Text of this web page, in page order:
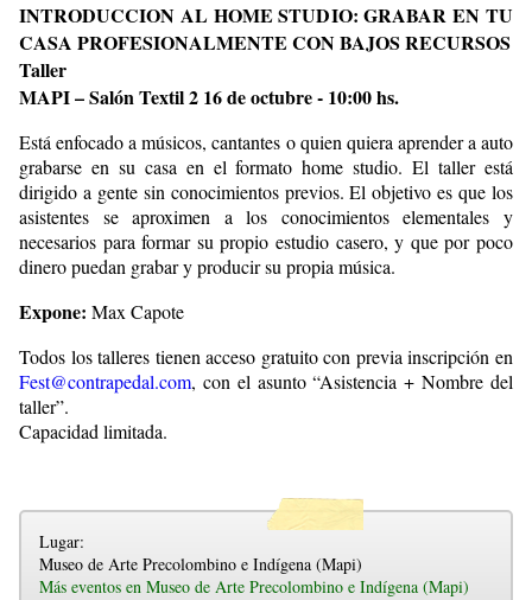
INTRODUCCION AL HOME STUDIO: GRABAR EN TU
CASA PROFESIONALMENTE CON BAJOS RECURSOS
Taller
MAPI – Salón Textil 2 16 de octubre - 10:00 hs.
Está enfocado a músicos, cantantes o quien quiera aprender a auto
grabarse en su casa en el formato home studio. El taller está
dirigido a gente sin conocimientos previos. El objetivo es que los
asistentes se aproximen a los conocimientos elementales y
necesarios para formar su propio estudio casero, y que por poco
dinero puedan grabar y producir su propia música.
Expone: Max Capote
Todos los talleres tienen acceso gratuito con previa inscripción en
Fest@contrapedal.com, con el asunto “Asistencia + Nombre del
taller”.
Capacidad limitada.
Lugar:
Museo de Arte Precolombino e Indígena (Mapi)
Más eventos en Museo de Arte Precolombino e Indígena (Mapi)